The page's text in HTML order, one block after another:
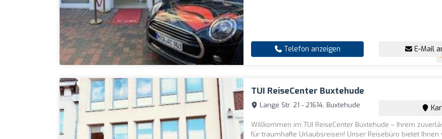
Telefon anzeigen E-Mail
TUI ReiseCenter Buxtehude
Lange Str. 21 - 21614, Buxtehude
Willkommen im TUI ReiseCenter Buxtehude – Ihrem
für traumhafte Urlaubsreisen! Unser Reisebüro bietet Ihnen